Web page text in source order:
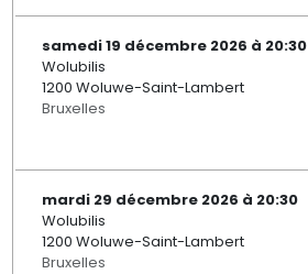
samedi 19 décembre 2026 à 20:30
Wolubilis
1200 Woluwe-Saint-Lambert
Bruxelles
mardi 29 décembre 2026 à 20:30
Wolubilis
1200 Woluwe-Saint-Lambert
Bruxelles